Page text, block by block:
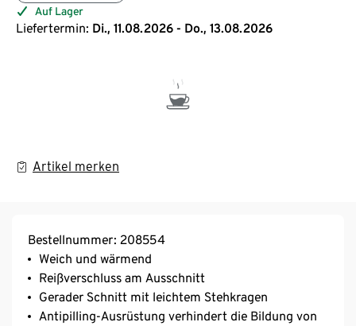
Auf Lager
Liefertermin: Di., 11.08.2026 - Do., 13.08.2026
Artikel merken
Bestellnummer: 208554
Weich und wärmend
Reißverschluss am Ausschnitt
Gerader Schnitt mit leichtem Stehkragen
Antipilling-Ausrüstung verhindert die Bildung von